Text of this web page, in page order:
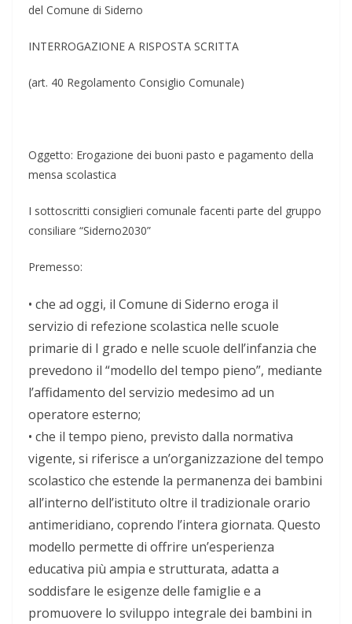
del Comune di Siderno
INTERROGAZIONE A RISPOSTA SCRITTA
(art. 40 Regolamento Consiglio Comunale)
Oggetto: Erogazione dei buoni pasto e pagamento della
mensa scolastica
I sottoscritti consiglieri comunale facenti parte del gruppo
consiliare “Siderno2030”
Premesso:
• che ad oggi, il Comune di Siderno eroga il
servizio di refezione scolastica nelle scuole
primarie di I grado e nelle scuole dell’infanzia che
prevedono il “modello del tempo pieno”, mediante
l’affidamento del servizio medesimo ad un
operatore esterno;
• che il tempo pieno, previsto dalla normativa
vigente, si riferisce a un’organizzazione del tempo
scolastico che estende la permanenza dei bambini
all’interno dell’istituto oltre il tradizionale orario
antimeridiano, coprendo l’intera giornata. Questo
modello permette di offrire un’esperienza
educativa più ampia e strutturata, adatta a
soddisfare le esigenze delle famiglie e a
promuovere lo sviluppo integrale dei bambini in